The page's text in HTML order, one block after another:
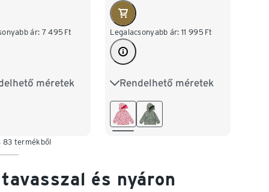
ár: 7 495 Ft
méretek
98/104
Legalacsonyabb ár: 11 995 Ft
Rendelhető méretek
74/80 86/92
98/104
83 termékből
és nyáron